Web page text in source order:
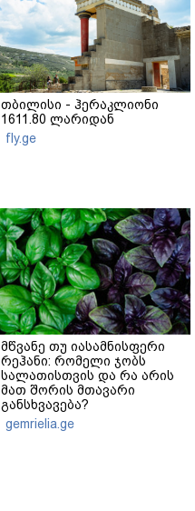
თბილისი - ჰერაკლიონი
1611.80 ლარიდან
fly.ge
მწვანე თუ იასამნისფერი
რეჰანი: რომელი ჯობს
სალათისთვის და რა არის
მათ შორის მთავარი
განსხვავება?
gemrielia.ge